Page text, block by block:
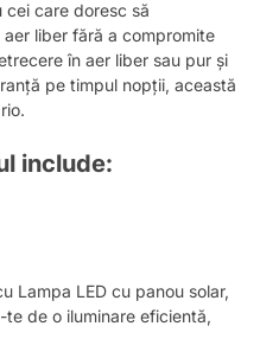
cei care doresc să
liber fără a compromite
în aer liber sau pur și
pe timpul nopții, această
include:
Lampa LED cu panou solar,
de o iluminare eficientă,